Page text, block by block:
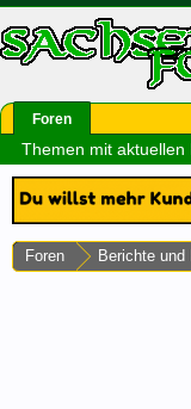
Foren Berichte und
Foren
Themen mit aktuellen